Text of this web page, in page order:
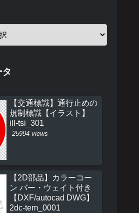
タ
【交通標識】通行止めの
規制標識【イラスト】
ill-tsi_301
25994 views
【2D部品】カラーコー
ン バー・ウェイト付き
【DXF/autocad DWG】
2dc-tem_0001